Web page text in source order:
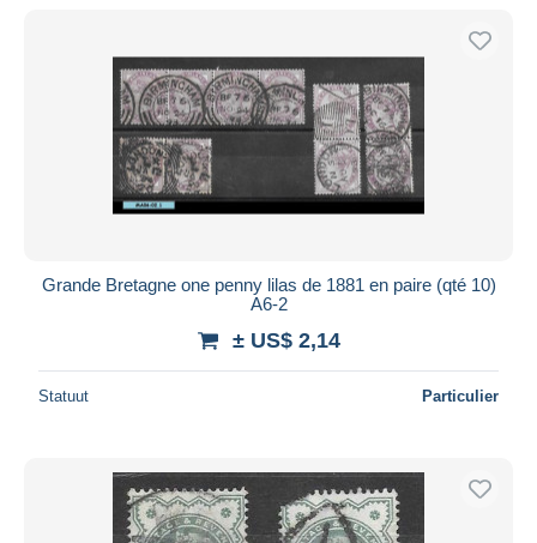
Grande Bretagne one penny lilas de 1881 en paire (qté 10)
A6-2
± US$ 2,14
Statuut Particulier